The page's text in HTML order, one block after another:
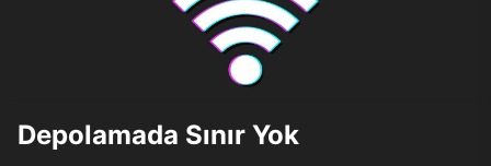
Depolamada Sınır Yok